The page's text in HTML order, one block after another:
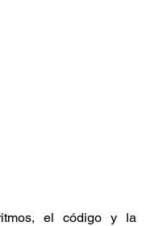
el código y la